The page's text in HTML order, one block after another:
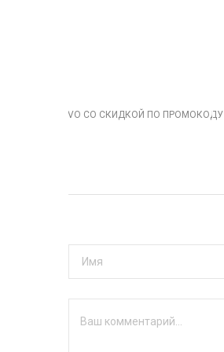
MIE NUOVO СО СКИДКОЙ ПО ПРОМОКОДУ